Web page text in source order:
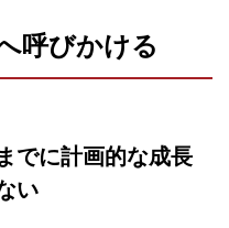
呼びかける
でに計画的な成長
い